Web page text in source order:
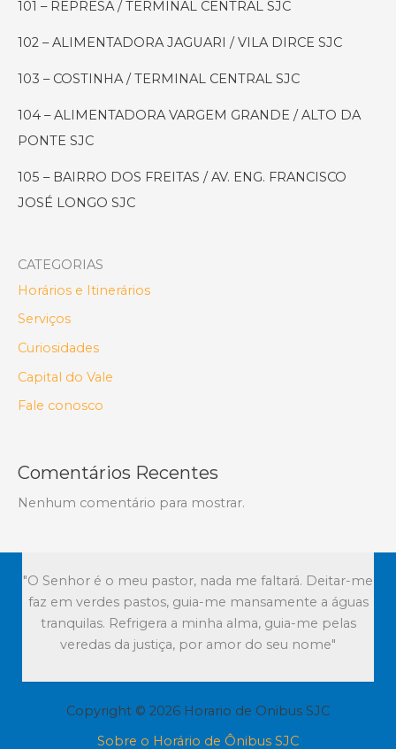
Melhor
da
(Mesmo
Tempo
Curto!)
101 – REPRESA / TERMINAL CENTRAL SJC
102 – ALIMENTADORA JAGUARI / VILA DIRCE SJC
103 – COSTINHA / TERMINAL CENTRAL SJC
104 – ALIMENTADORA VARGEM GRANDE / ALTO DA
PONTE SJC
105 – BAIRRO DOS FREITAS / AV. ENG. FRANCISCO
JOSÉ LONGO SJC
CATEGORIAS
Horários e Itinerários
Serviços
Curiosidades
Capital do Vale
Fale conosco
Comentários Recentes
Nenhum comentário para mostrar.
"O Senhor é o meu pastor, nada me faltará. Deitar-me
faz em verdes pastos, guia-me mansamente a águas
tranquilas. Refrigera a minha alma, guia-me pelas
veredas da justiça, por amor do seu nome"
Copyright © 2026 Horario de Onibus SJC
Sobre o Horário de Ônibus SJC